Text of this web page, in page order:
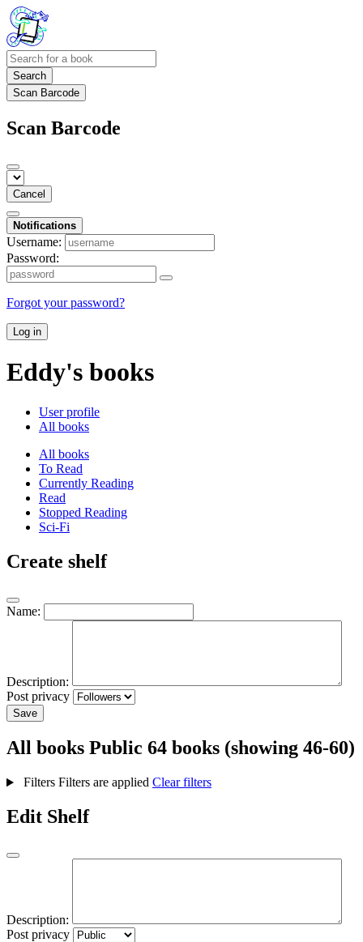
Search
Scan Barcode
Scan Barcode
Cancel
Notifications
Username:
Password:
Forgot your password?
Log in
Eddy's books
User profile
All books
All books
To Read
Currently Reading
Read
Stopped Reading
Sci-Fi
Create shelf
Name:
Description:
Post privacy
Save
All books Public 64 books (showing 46-60)
Filters Filters are applied Clear filters
Edit Shelf
Description:
Post privacy